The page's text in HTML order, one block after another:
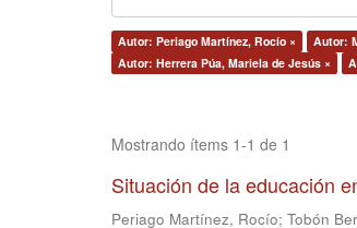
Autor: Periago Martínez, Rocío × Autor:
Autor: Herrera Púa, Mariela de Jesús ×
Mostrando ítems 1-1 de 1
Situación de la educación
Periago Martínez, Rocío; Tobón